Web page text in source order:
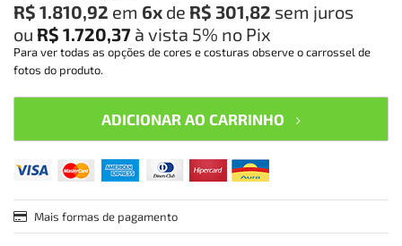
R$ 1.810,92 em 6x de R$ 301,82 sem juros
ou R$ 1.720,37 à vista 5% no Pix
Para ver todas as opções de cores e costuras observe o carrossel de
fotos do produto.
ADICIONAR AO CARRINHO
Mais formas de pagamento